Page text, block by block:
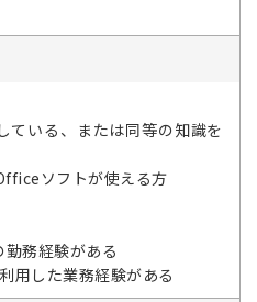
ている、または同等の知識を
ソフトが使える方
勤務経験がある
用した業務経験がある